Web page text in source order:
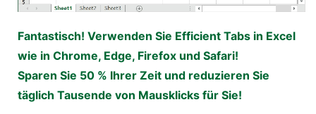
Fantastisch! Verwenden Sie Efficient Tabs in Excel
wie in Chrome, Edge, Firefox und Safari!
Sparen Sie 50 % Ihrer Zeit und reduzieren Sie
täglich Tausende von Mausklicks für Sie!